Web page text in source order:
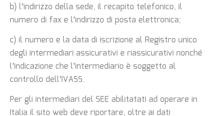
b) l’indirizzo della sede, il recapito telefonico, il
numero di fax e l’indirizzo di posta elettronica;
c) il numero e la data di iscrizione al Registro unico
degli intermediari assicurativi e riassicurativi nonché
l’indicazione che l’intermediario è soggetto al
controllo dell’IVASS.
Per gli intermediari del SEE abilitatati ad operare in
Italia il sito web deve riportare, oltre ai dati